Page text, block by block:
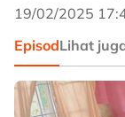
19/02/2025
EpisodLihat